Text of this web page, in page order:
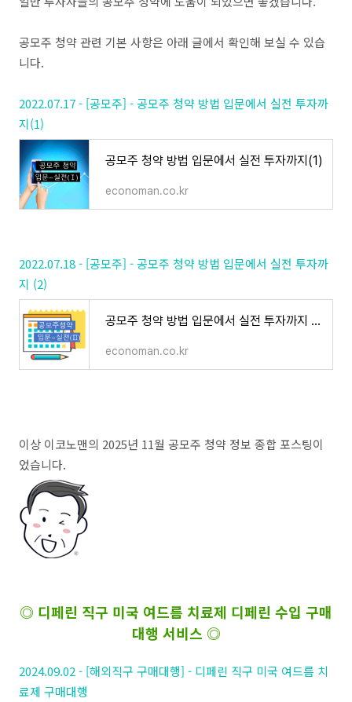
공모주 청약 관련 기본 사항은 아래 글에서 확인해 보실 수 있습
니다.
2022.07.17 - [공모주] - 공모주 청약 방법 입문에서 실전 투자까
지(1)
공모주 청약 방법 입문에서 실전 투자까지(1)
economan.co.kr
2022.07.18 - [공모주] - 공모주 청약 방법 입문에서 실전 투자까
지 (2)
공모주 청약 방법 입문에서 실전 투자까지 (2)
economan.co.kr
이상 이코노맨의 2025년 11월 공모주 청약 정보 종합 포스팅이
었습니다.
◎ 디페린 직구 미국 여드름 치료제 디페린 수입 구매
대행 서비스 ◎
2024.09.02 - [해외직구 구매대행] - 디페린 직구 미국 여드름 치
료제 구매대행